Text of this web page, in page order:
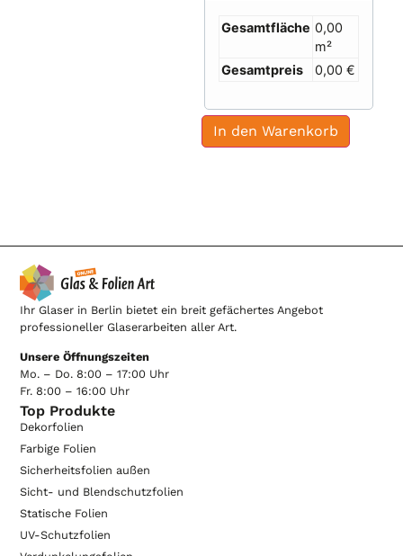
Gesamtfläche 0,00
m²
Gesamtpreis
0,00 €
In den Warenkorb
Ihr Glaser in Berlin bietet ein breit gefächertes Angebot
professioneller Glaserarbeiten aller Art.
Unsere Öffnungszeiten
Mo. – Do. 8:00 – 17:00 Uhr
Fr. 8:00 – 16:00 Uhr
Top Produkte
Dekorfolien
Farbige Folien
Sicherheitsfolien außen
Sicht- und Blendschutzfolien
Statische Folien
UV-Schutzfolien